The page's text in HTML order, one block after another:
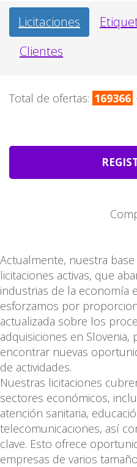
Licitaciones
Clientes
Total de ofertas: 169366
Actualmente, nuestra
licitaciones activas, que
industrias de la economía
esforzamos por
actualizada sobre los
adquisiciones en Slovenia,
encontrar nuevas
de actividades.
Nuestras licitaciones
sectores económicos,
atención sanitaria,
telecomunicaciones, así
clave. Esto ofrece
empresas de varios